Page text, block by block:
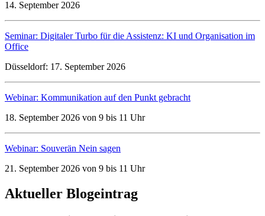
14. September 2026
Seminar: Digitaler Turbo für die Assistenz: KI und Organisation im
Office
Düsseldorf: 17. September 2026
Webinar: Kommunikation auf den Punkt gebracht
18. September 2026 von 9 bis 11 Uhr
Webinar: Souverän Nein sagen
21. September 2026 von 9 bis 11 Uhr
Aktueller Blogeintrag